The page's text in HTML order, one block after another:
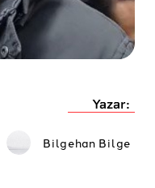
Yazar:
Bilgehan Bilge